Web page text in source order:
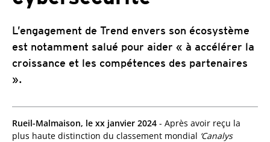
L’engagement de Trend envers son écosystème
est notamment salué pour aider « à accélérer la
croissance et les compétences des partenaires
».
Rueil-Malmaison, le xx janvier 2024 - Après avoir reçu la
plus haute distinction du classement mondial ‘Canalys